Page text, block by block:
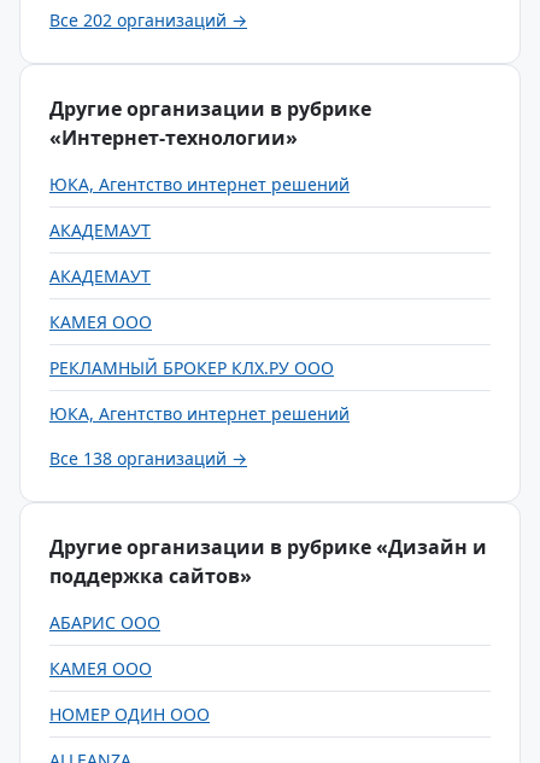
Все 202 организаций →
Другие организации в рубрике
«Интернет-технологии»
ЮКА, Агентство интернет решений
АКАДЕМАУТ
АКАДЕМАУТ
КАМЕЯ ООО
РЕКЛАМНЫЙ БРОКЕР КЛХ.РУ ООО
ЮКА, Агентство интернет решений
Все 138 организаций →
Другие организации в рубрике «Дизайн и
поддержка сайтов»
АБАРИС ООО
КАМЕЯ ООО
НОМЕР ОДИН ООО